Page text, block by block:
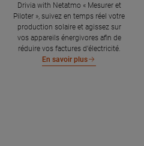
Drivia with Netatmo « Mesurer et
Piloter », suivez en temps réel votre
production solaire et agissez sur
vos appareils énergivores afin de
réduire vos factures d’électricité.
En savoir plus